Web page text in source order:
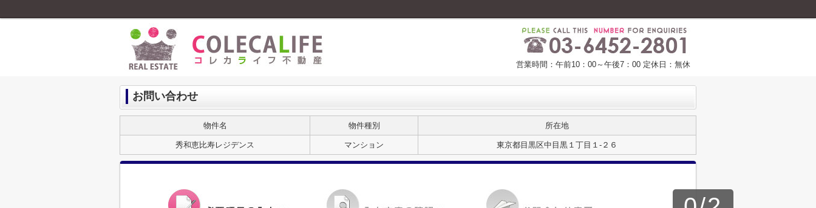
営業時間：午前10：00～午後7：00 定休日：無休
お問い合わせ
物件名 物件種別 所在地
秀和恵比寿レジデンス マンション 東京都目黒区中目黒１丁目１-２６